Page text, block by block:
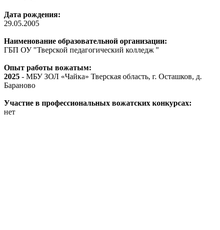
Дата рождения:
29.05.2005
Наименование образовательной организации:
ГБП ОУ "Тверской педагогический колледж "
Опыт работы вожатым:
2025 - МБУ ЗОЛ «Чайка» Тверская область, г. Осташков, д.
Бараново
Участие в профессиональных вожатских конкурсах:
нет